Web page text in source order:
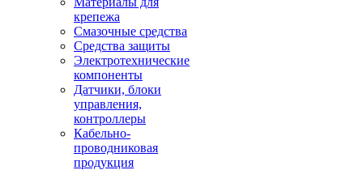
крепежа
Смазочные средства
Средства защиты
Электротехнические
компоненты
Датчики, блоки
управления,
контроллеры
Кабельно-
проводниковая
продукция